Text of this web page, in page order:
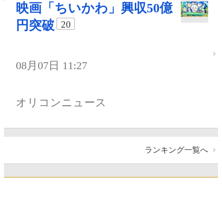
映画「ちいかわ」興収50億
円突破
20
08月07日 11:27
オリコンニュース
ランキング一覧へ